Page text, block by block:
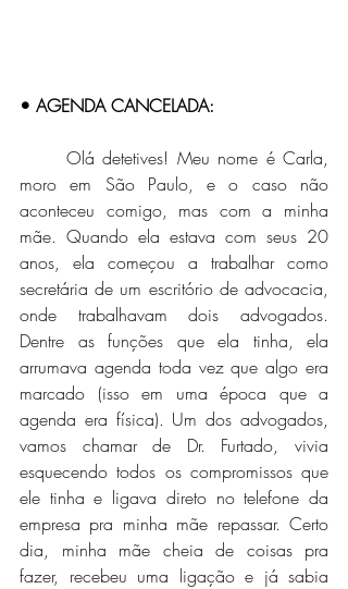
• AGENDA CANCELADA:
moro em São Paulo, e o caso não
aconteceu comigo, mas com a minha
mãe. Quando ela estava com seus 20
anos, ela começou a trabalhar como
secretária de um escritório de advocacia,
onde trabalhavam dois advogados.
Dentre as funções que ela tinha, ela
arrumava agenda toda vez que algo era
marcado (isso em uma época que a
agenda era física). Um dos advogados,
vamos chamar de Dr. Furtado, vivia
esquecendo todos os compromissos que
ele tinha e ligava direto no telefone da
empresa pra minha mãe repassar. Certo
dia, minha mãe cheia de coisas pra
fazer, recebeu uma ligação e já sabia